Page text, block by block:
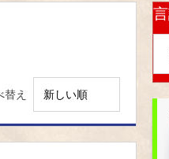
替え